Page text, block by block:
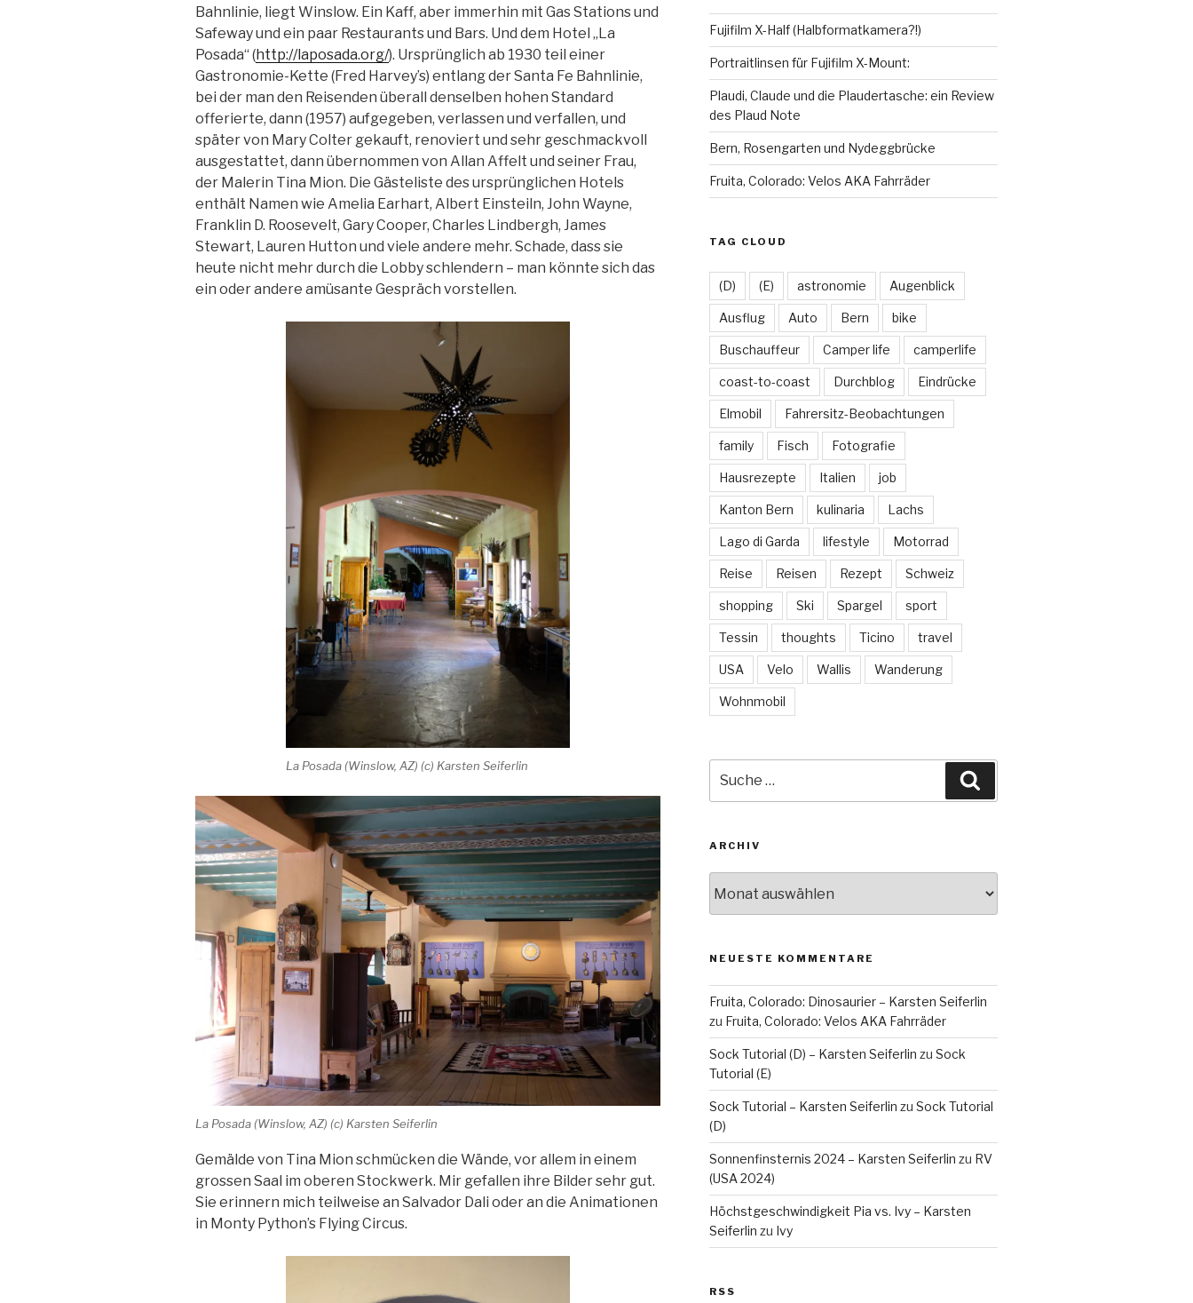
Bahnlinie, liegt Winslow. Ein Kaff, aber immerhin mit Gas Stations und
Safeway und ein paar Restaurants und Bars. Und dem Hotel „La
Posada“ (http://laposada.org/). Ursprünglich ab 1930 teil einer
Gastronomie-Kette (Fred Harvey’s) entlang der Santa Fe Bahnlinie,
bei der man den Reisenden überall denselben hohen Standard
offerierte, dann (1957) aufgegeben, verlassen und verfallen, und
später von Mary Colter gekauft, renoviert und sehr geschmackvoll
ausgestattet, dann übernommen von Allan Affelt und seiner Frau,
der Malerin Tina Mion. Die Gästeliste des ursprünglichen Hotels
enthält Namen wie Amelia Earhart, Albert Einsteiln, John Wayne,
Franklin D. Roosevelt, Gary Cooper, Charles Lindbergh, James
Stewart, Lauren Hutton und viele andere mehr. Schade, dass sie
heute nicht mehr durch die Lobby schlendern – man könnte sich das
ein oder andere amüsante Gespräch vorstellen.
La Posada (Winslow, AZ) (c) Karsten Seiferlin
La Posada (Winslow, AZ) (c) Karsten Seiferlin
Gemälde von Tina Mion schmücken die Wände, vor allem in einem
grossen Saal im oberen Stockwerk. Mir gefallen ihre Bilder sehr gut.
Sie erinnern mich teilweise an Salvador Dali oder an die Animationen
in Monty Python’s Flying Circus.
Fujifilm X-Half (Halbformatkamera?!)
Portraitlinsen für Fujifilm X-Mount:
Plaudi, Claude und die Plaudertasche: ein Review
des Plaud Note
Bern, Rosengarten und Nydeggbrücke
Fruita, Colorado: Velos AKA Fahrräder
TAG CLOUD
(D) (E) astronomie Augenblick
Ausflug Auto Bern bike
Buschauffeur Camper life camperlife
coast-to-coast Durchblog Eindrücke
Elmobil Fahrersitz-Beobachtungen
family Fisch Fotografie
Hausrezepte Italien job
Kanton Bern kulinaria Lachs
Lago di Garda lifestyle Motorrad
Reise Reisen Rezept Schweiz
shopping Ski Spargel sport
Tessin thoughts Ticino travel
USA Velo Wallis Wanderung
Wohnmobil
nach:
ARCHIV
NEUESTE KOMMENTARE
Fruita, Colorado: Dinosaurier – Karsten Seiferlin
zu Fruita, Colorado: Velos AKA Fahrräder
Sock Tutorial (D) – Karsten Seiferlin zu Sock
Tutorial (E)
Sock Tutorial – Karsten Seiferlin zu Sock Tutorial
(D)
Sonnenfinsternis 2024 – Karsten Seiferlin zu RV
(USA 2024)
Höchstgeschwindigkeit Pia vs. Ivy – Karsten
Seiferlin zu Ivy
RSS